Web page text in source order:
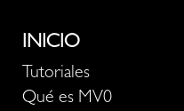
INICIO
Tutoriales
Qué es MV0